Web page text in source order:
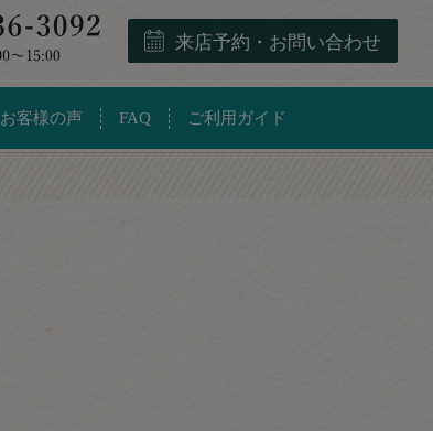
来店予約・お問い合わせ
お客様の声 FAQ ご利用ガイド